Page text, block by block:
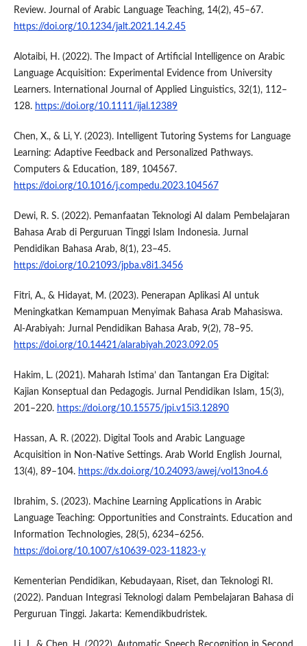
Review. Journal of Arabic Language Teaching, 14(2), 45–67.
https://doi.org/10.1234/jalt.2021.14.2.45
Alotaibi, H. (2022). The Impact of Artificial Intelligence on Arabic
Language Acquisition: Experimental Evidence from University
Learners. International Journal of Applied Linguistics, 32(1), 112–
128. https://doi.org/10.1111/ijal.12389
Chen, X., & Li, Y. (2023). Intelligent Tutoring Systems for Language
Learning: Adaptive Feedback and Personalized Pathways.
Computers & Education, 189, 104567.
https://doi.org/10.1016/j.compedu.2023.104567
Dewi, R. S. (2022). Pemanfaatan Teknologi AI dalam Pembelajaran
Bahasa Arab di Perguruan Tinggi Islam Indonesia. Jurnal
Pendidikan Bahasa Arab, 8(1), 23–45.
https://doi.org/10.21093/jpba.v8i1.3456
Fitri, A., & Hidayat, M. (2023). Penerapan Aplikasi AI untuk
Meningkatkan Kemampuan Menyimak Bahasa Arab Mahasiswa.
Al-Arabiyah: Jurnal Pendidikan Bahasa Arab, 9(2), 78–95.
https://doi.org/10.14421/alarabiyah.2023.092.05
Hakim, L. (2021). Maharah Istima’ dan Tantangan Era Digital:
Kajian Konseptual dan Pedagogis. Jurnal Pendidikan Islam, 15(3),
201–220. https://doi.org/10.15575/jpi.v15i3.12890
Hassan, A. R. (2022). Digital Tools and Arabic Language
Acquisition in Non-Native Settings. Arab World English Journal,
13(4), 89–104. https://dx.doi.org/10.24093/awej/vol13no4.6
Ibrahim, S. (2023). Machine Learning Applications in Arabic
Language Teaching: Opportunities and Constraints. Education and
Information Technologies, 28(5), 6234–6256.
https://doi.org/10.1007/s10639-023-11823-y
Kementerian Pendidikan, Kebudayaan, Riset, dan Teknologi RI.
(2022). Panduan Integrasi Teknologi dalam Pembelajaran Bahasa di
Perguruan Tinggi. Jakarta: Kemendikbudristek.